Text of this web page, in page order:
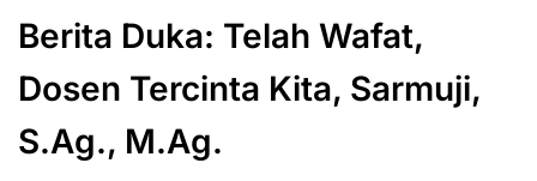
Berita Duka: Telah Wafat,
Dosen Tercinta Kita, Sarmuji,
S.Ag., M.Ag.